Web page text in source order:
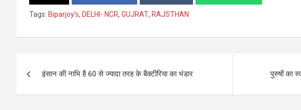
Tags: Biparjoy's, DELHI- NCR, GUJRAT, RAJSTHAN
इंसान की नाभि है 60 से ज्यादा तरह के बैक्टीरिया का भंडार पुरुषों का